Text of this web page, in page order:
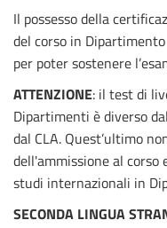
Il possesso della
del corso in
per poter sostenere
ATTENZIONE: il test di
Dipartimenti è diverso
dal CLA. Quest’ultimo
dell'ammissione al corso
studi internazionali in
SECONDA LINGUA